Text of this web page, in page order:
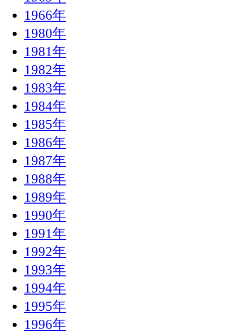
1966年
1980年
1981年
1982年
1983年
1984年
1985年
1986年
1987年
1988年
1989年
1990年
1991年
1992年
1993年
1994年
1995年
1996年